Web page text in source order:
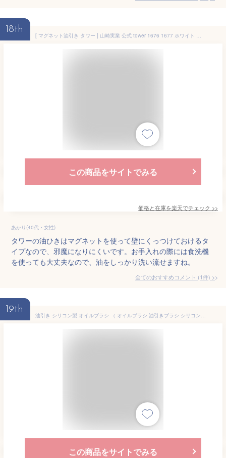
18th
[ マグネット油引き タワー ] 山崎実業 公式 tower 1676 1677 ホワイト ブラック / 食洗機対応 油引き シリコン オイルブラシ ハケ オイルボトル シリコーン 浮かせる収納 油ひき ボトル タワーシリーズ
この商品をサイトでみる
価格と在庫を楽天でチェック >>
あかり(40代・女性)
タワーの油ひきはマグネットを使って壁にくっつけておけるタ
イプなので、邪魔になりにくいです。お手入れの際には食洗機
を使っても大丈夫なので、油をしっかり洗い流せますね。
全てのおすすめコメント (1件) >
19th
油引き シリコン製 オイルブラシ （ オイルブラシ 油引きブラシ シリコン油引き 食洗機対応 油引き用ブラシ 油ひき 刷毛 はけ ハケ 料理ハケ 油塗り ）
この商品をサイトでみる